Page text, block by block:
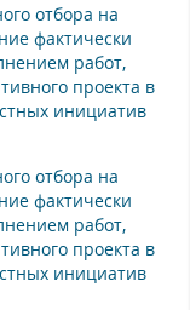
отбора на
фактически
работ,
проекта в
инициатив
отбора на
фактически
работ,
проекта в
инициатив